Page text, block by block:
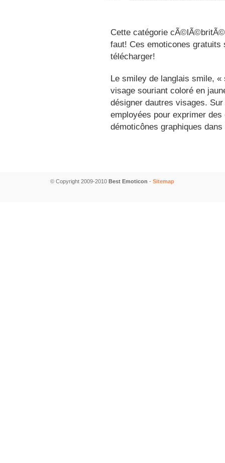
Cette catégorie
faut! Ces emoticones
télécharger!
Le smiley de langlais smile,
visage souriant coloré en
désigner dautres visages.
employées pour exprimer
démoticônes graphiques
© Copyright 2009-2010 Best Emoticon - Sitemap